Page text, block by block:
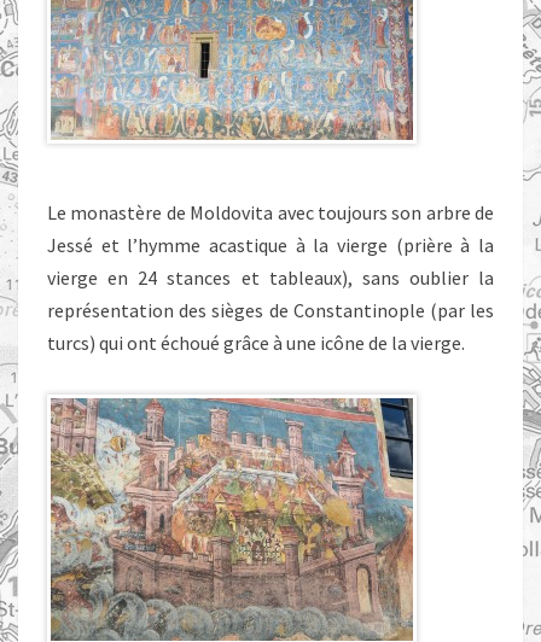
Le monastère de Moldovita avec toujours son arbre de
Jessé et l’hymme acastique à la vierge (prière à la
vierge en 24 stances et tableaux), sans oublier la
représentation des sièges de Constantinople (par les
turcs) qui ont échoué grâce à une icône de la vierge.